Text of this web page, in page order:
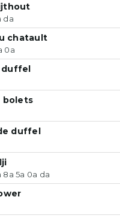
da
chatault
0a
duffel
bolets
duffel
8a 5a 0a da